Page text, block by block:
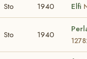
Sto 1940 Elfi
Sto 1940